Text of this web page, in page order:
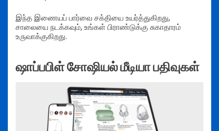
இந்த இணையப் பார்வை சக்தியை உயர்த்துகிறது,
சாலையை நடக்கவும், உங்கள் பிராண்டுக்கு சுகாதாரம்
உருவாக்குகிறது.
ஷாப்பபிள் சோஷியல் மீடியா பதிவுகள்